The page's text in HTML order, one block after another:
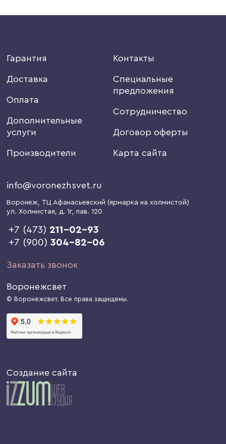
Гарантия
Доставка
Оплата
Дополнительные
услуги
Производители
Контакты
Специальные
предложения
Сотрудничество
Договор оферты
Карта сайта
info@voronezhsvet.ru
Воронеж, ТЦ Афанасьевский (ярмарка на холмистой)
ул. Холмистая, д. 1г, пав. 120
+7 (473) 211-02-93
+7 (900)304-82-06
Заказать звонок
Воронежсвет
© Воронежсвет. Все права защищены.
Создание сайта